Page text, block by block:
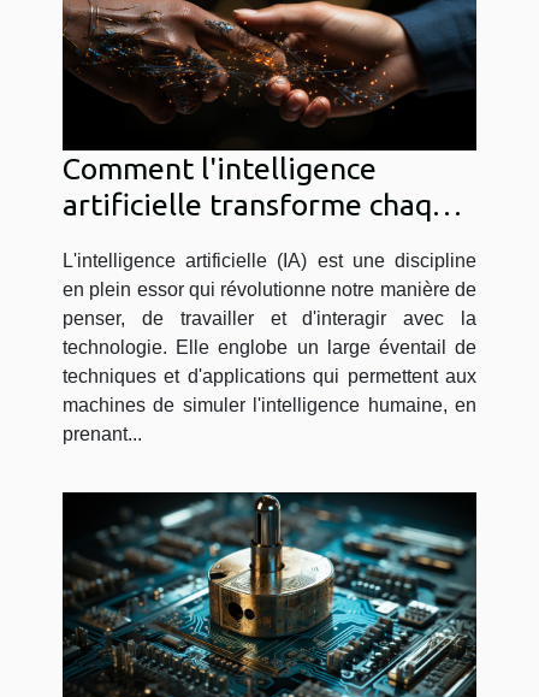
Comment l'intelligence
artificielle transforme chaque
L'intelligence artificielle (IA) est une discipline
en plein essor qui révolutionne notre manière de
penser, de travailler et d'interagir avec la
technologie. Elle englobe un large éventail de
techniques et d'applications qui permettent aux
machines de simuler l'intelligence humaine, en
prenant...